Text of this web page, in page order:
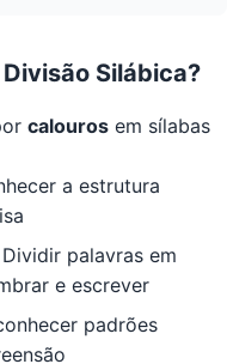
Silábica?
calouros em sílabas
a estrutura
palavras em
e escrever
padrões